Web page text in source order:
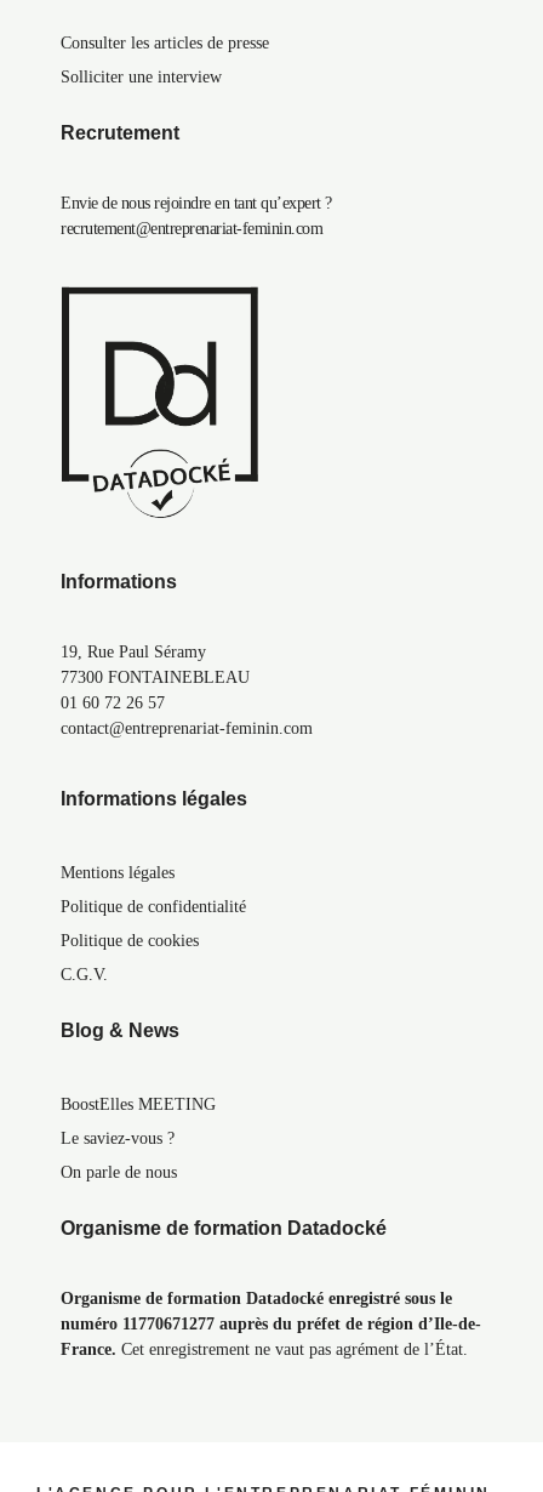
Consulter les articles de presse
Solliciter une interview
Recrutement
Envie de nous rejoindre en tant qu’expert ?
recrutement@entreprenariat-feminin.com
Informations
19, Rue Paul Séramy
77300 FONTAINEBLEAU
01 60 72 26 57
contact@entreprenariat-feminin.com
Informations légales
Mentions légales
Politique de confidentialité
Politique de cookies
C.G.V.
Blog & News
BoostElles MEETING
Le saviez-vous ?
On parle de nous
Organisme de formation Datadocké
Organisme de formation Datadocké enregistré sous le
numéro 11770671277 auprès du préfet de région d’Ile-de-
France. Cet enregistrement ne vaut pas agrément de l’État.